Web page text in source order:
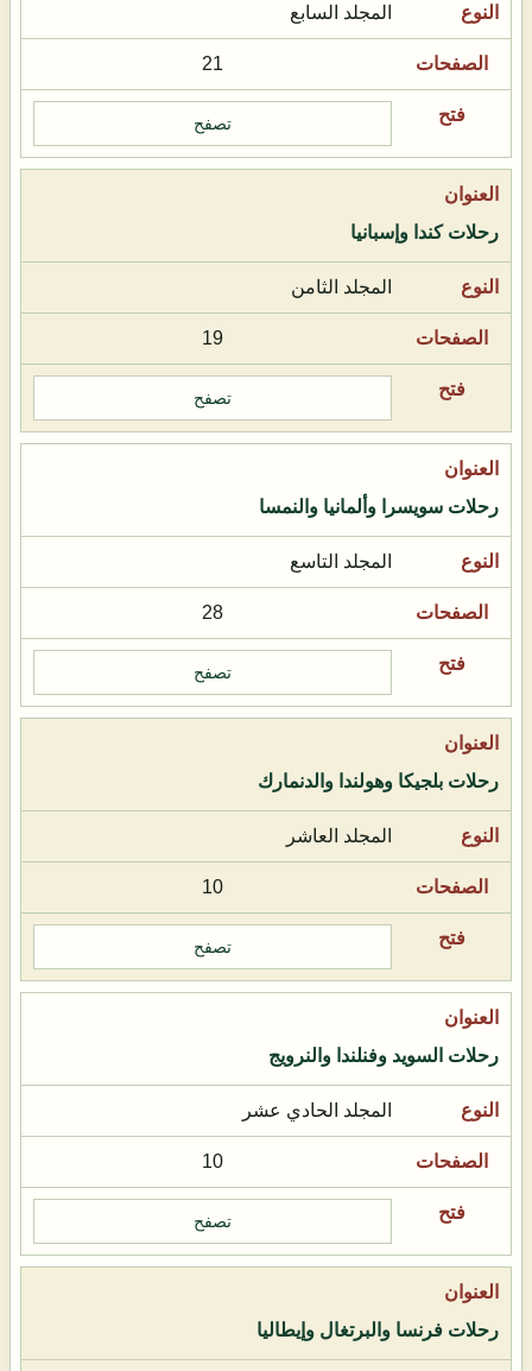
المجلد السابع
21
تصفح
رحلات كندا وإسبانيا
المجلد الثامن
19
تصفح
رحلات سويسرا وألمانيا والنمسا
المجلد التاسع
28
تصفح
رحلات بلجيكا وهولندا والدنمارك
المجلد العاشر
10
تصفح
رحلات السويد وفنلندا والنرويج
المجلد الحادي عشر
10
تصفح
رحلات فرنسا والبرتغال وإيطاليا